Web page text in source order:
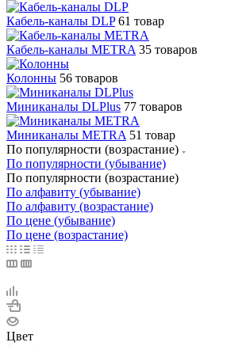
Кабель-каналы DLP 61 товар
Кабель-каналы METRA 35 товаров
Колонны 56 товаров
Миниканалы DLPlus 77 товаров
Миниканалы METRA 51 товар
По популярности (возрастание)
По популярности (убывание)
По популярности (возрастание)
По алфавиту (убывание)
По алфавиту (возрастание)
По цене (убывание)
По цене (возрастание)
Цвет